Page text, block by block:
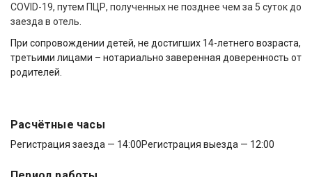
COVID-19, путем ПЦР, полученных не позднее чем за 5 суток до
заезда в отель.
При сопровождении детей, не достигших 14-летнего возраста,
третьими лицами – нотариально заверенная доверенность от
родителей.
Расчётные часы
Регистрация заезда — 14:00Регистрация выезда — 12:00